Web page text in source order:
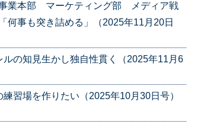
業本部 マーケティング部 メディア戦
事も突き詰める」（2025年11月20日
の知見生かし独自性貫く（2025年11月6
場を作りたい（2025年10月30日号）